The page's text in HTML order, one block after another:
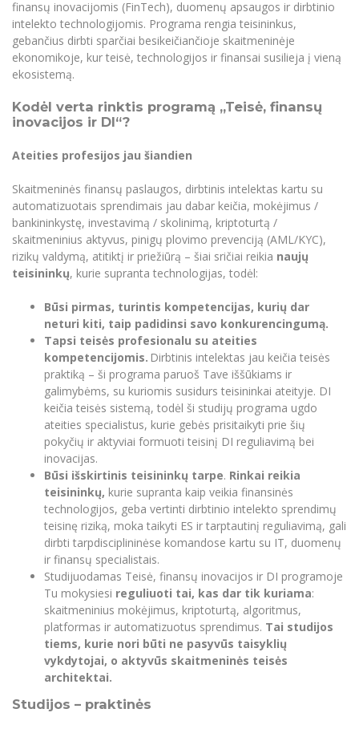
Azijos centras
Vilniaus Karaliaus Sedžiongo institutas
Vilniaus Karaliaus Sedžiongo institutas
Frankofoniškų šalių studijų centras
Parama Ukrainai
Civilinė sauga
Korupcijos prevencija
Informacinė sistema "Studijos"
Darbuotojų elektroninis paštas
Daugiafaktorinė autentifikacija universiteto
Bendruomenės gerovė
MRU norminių teisės aktų duomenų bazė
Intranetas
eDVS
Microsoft Office 365
MRU mobilios programėlės
Pagalbos sistema
Kontaktų paieška
Pedagogų rengimas
Doktorantūros studijos
finansų inovacijomis (FinTech), duomenų apsaugos ir dirbtinio
intelekto technologijomis. Programa rengia teisininkus,
gebančius dirbti sparčiai besikeičiančioje skaitmeninėje
ekonomikoje, kur teisė, technologijos ir finansai susilieja į vieną
ekosistemą.
Kodėl verta rinktis programą „Teisė, finansų
inovacijos ir DI“?
Ateities profesijos jau šiandien
Skaitmeninės finansų paslaugos, dirbtinis intelektas kartu su
automatizuotais sprendimais jau dabar keičia, mokėjimus /
bankininkystę, investavimą / skolinimą, kriptoturtą /
skaitmeninius aktyvus, pinigų plovimo prevenciją (AML/KYC),
rizikų valdymą, atitiktį ir priežiūrą – šiai sričiai reikia naujų
teisininkų, kurie supranta technologijas, todėl:
Būsi pirmas, turintis kompetencijas, kurių dar
neturi kiti, taip padidinsi savo konkurencingumą.
Tapsi teisės profesionalu su ateities
kompetencijomis. Dirbtinis intelektas jau keičia teisės
praktiką – ši programa paruoš Tave iššūkiams ir
galimybėms, su kuriomis susidurs teisininkai ateityje. DI
keičia teisės sistemą, todėl ši studijų programa ugdo
ateities specialistus, kurie gebės prisitaikyti prie šių
pokyčių ir aktyviai formuoti teisinį DI reguliavimą bei
inovacijas.
Būsi išskirtinis teisininkų tarpe. Rinkai reikia
teisininkų, kurie supranta kaip veikia finansinės
technologijos, geba vertinti dirbtinio intelekto sprendimų
teisinę riziką, moka taikyti ES ir tarptautinį reguliavimą, gali
dirbti tarpdisciplininėse komandose kartu su IT, duomenų
ir finansų specialistais.
Studijuodamas Teisė, finansų inovacijos ir DI programoje
Tu mokysiesi reguliuoti tai, kas dar tik kuriama:
skaitmeninius mokėjimus, kriptoturtą, algoritmus,
platformas ir automatizuotus sprendimus. Tai studijos
tiems, kurie nori būti ne pasyvūs taisyklių
vykdytojai, o aktyvūs skaitmeninės teisės
architektai.
Studijos – praktinės